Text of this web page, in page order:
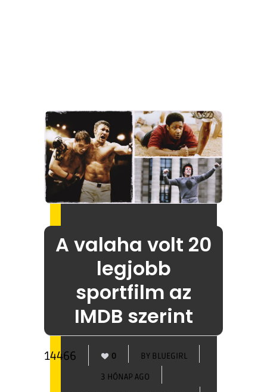
A valaha volt 20
legjobb
sportfilm az
IMDB szerint
14466 0 BY BLUEGIRL
3 HÓNAP AGO